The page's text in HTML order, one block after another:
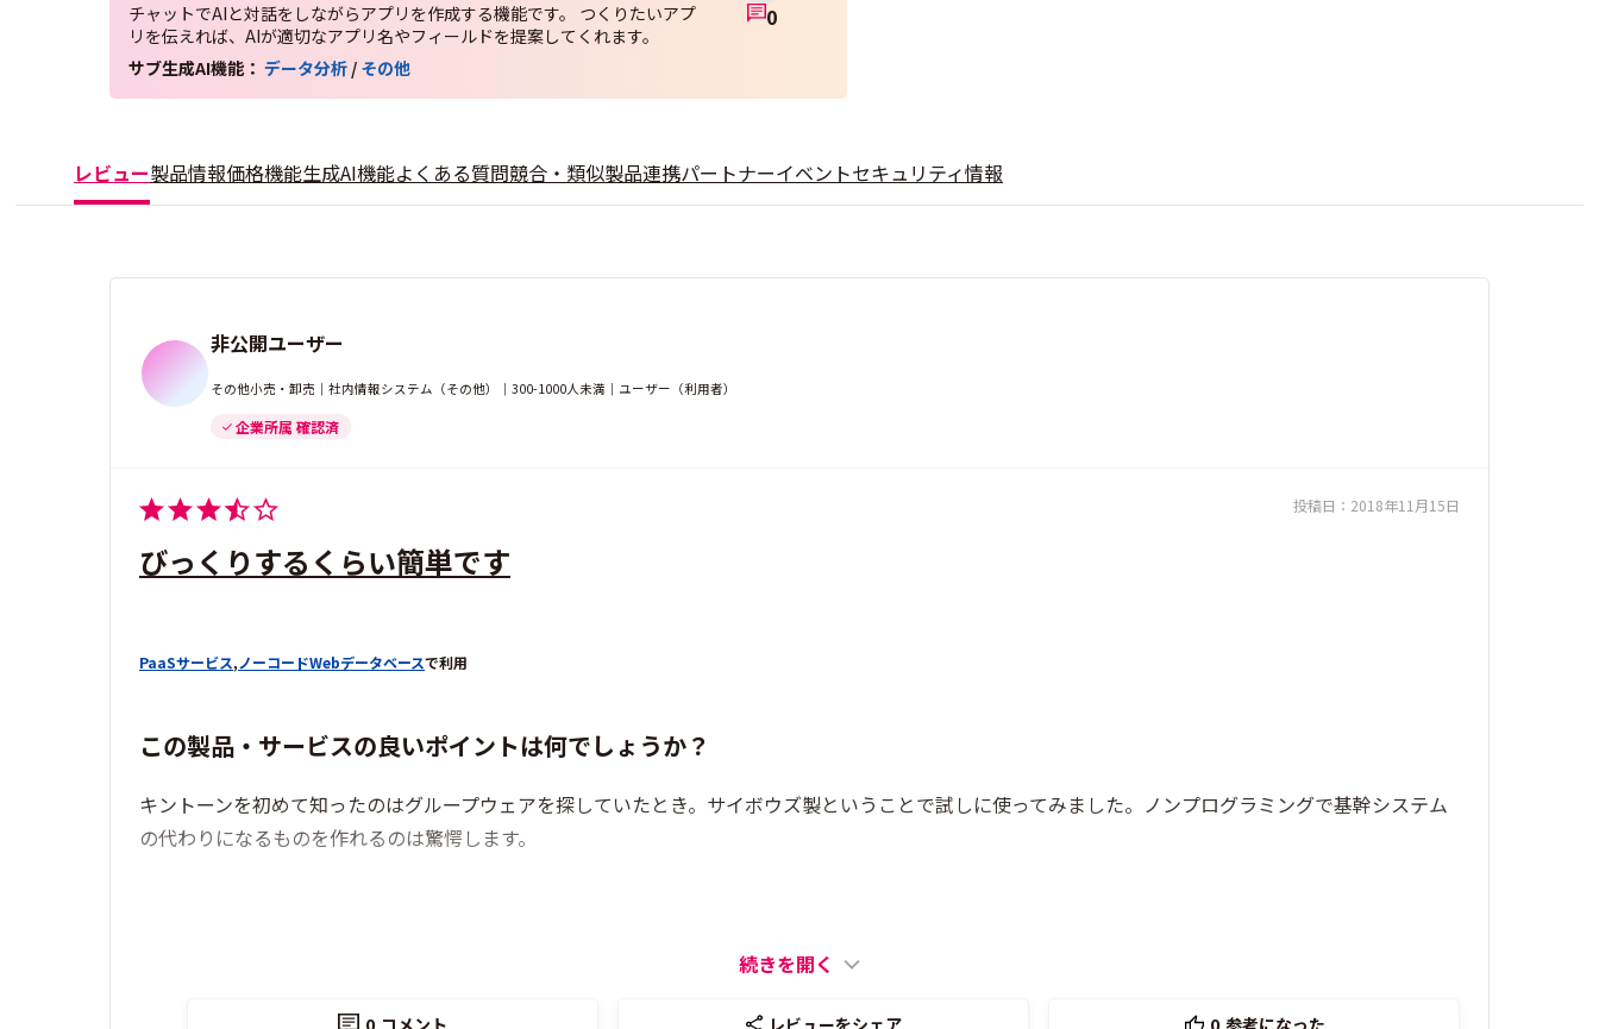
チャットでAIと対話をしながらアプリを作成する機能です。 つくりたいアプ
リを伝えれば、AIが適切なアプリ名やフィールドを提案してくれます。
0
サブ生成AI機能： データ分析 / その他
レビュー製品情報価格機能生成AI機能よくある質問競合・類似製品連携パートナーイベントセキュリティ情報
非公開ユーザー
その他小売・卸売｜社内情報システム（その他）｜300-1000人未満｜ユーザー（利用者）
企業所属 確認済
投稿日： 2018年11月15日
びっくりするくらい簡単です
PaaSサービス,ノーコードWebデータベースで利用
この製品・サービスの良いポイントは何でしょうか？
キントーンを初めて知ったのはグループウェアを探していたとき。サイボウズ製ということで試しに使ってみました。ノンプログラミングで基幹システム
の代わりになるものを作れるのは驚愕します。
続きを開く